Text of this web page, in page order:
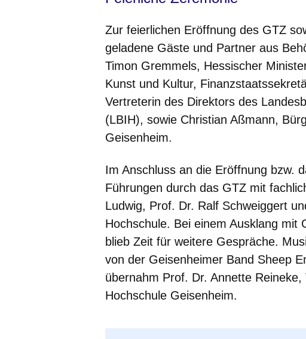
Zur feierlichen Eröffnung des GTZ
geladene Gäste und Partner aus
Timon Gremmels, Hessischer
Kunst und Kultur,
Vertreterin des Direktors des
(LBIH), sowie Christian Aßmann,
Geisenheim.
Im Anschluss an die Eröffnung bzw.
Führungen durch das GTZ mit
Ludwig, Prof. Dr. Ralf Schweiggert
Hochschule. Bei einem Ausklang mit
blieb Zeit für weitere Gespräche.
von der Geisenheimer Band Sheep
übernahm Prof. Dr. Annette
Hochschule Geisenheim.